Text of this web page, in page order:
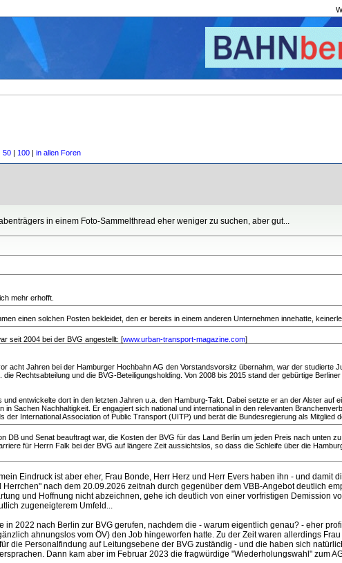
50 | 100 | in allen Foren
in einem Foto-Sammelthread eher weniger zu suchen, aber gut...
mehr erhofft.
einen solchen Posten bekleidet, den er bereits in einem anderen Unternehmen innehatte,
seit 2004 bei der BVG angestellt: [www.urban-transport-magazine.com]
acht Jahren bei der Hamburger Hochbahn AG den Vorstandsvorsitz übernahm, war der studierte
Rechtsabteilung und die BVG-Beteiligungsholding. Von 2008 bis 2015 stand der gebürtige
entwickelte dort in den letzten Jahren u.a. den Hamburg-Takt. Dabei setzte er an der Alster auf
Sachen Nachhaltigkeit. Er engagiert sich national und international in den relevanten
International Association of Public Transport (UITP) und berät die Bundesregierung als Mitglied
DB und Senat beauftragt war, die Kosten der BVG für das Land Berlin um jeden Preis nach unten
für Herrn Falk bei der BVG auf längere Zeit aussichtslos, so dass die Schleife über die
Eindruck ist aber eher, Frau Bonde, Herr Herz und Herr Evers haben ihn - und damit
nach dem 20.09.2026 zeitnah durch gegenüber dem VBB-Angebot deutlich
und Hoffnung nicht abzeichnen, gehe ich deutlich von einer vorfristigen Demission
zugeneigterem Umfeld...
2022 nach Berlin zur BVG gerufen, nachdem die - warum eigentlich genau? - eher
ahnungslos vom ÖV) den Job hingeworfen hatte. Zu der Zeit waren allerdings
die Personalfindung auf Leitungsebene der BVG zuständig - und die haben sich
Dann kam aber im Februar 2023 die fragwürdige "Wiederholungswahl" zum